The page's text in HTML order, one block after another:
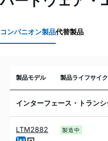
コンパニオン製品代替製品
製品モデル 製品ライフサイ
インターフェース・トラン
LTM2882 製造中